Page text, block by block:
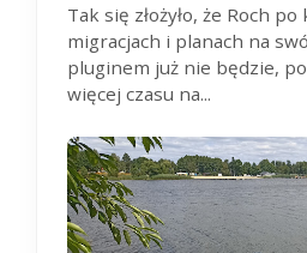
Tak się złożyło, że Roch
migracjach i planach na
pluginem już nie będzie,
więcej czasu na...